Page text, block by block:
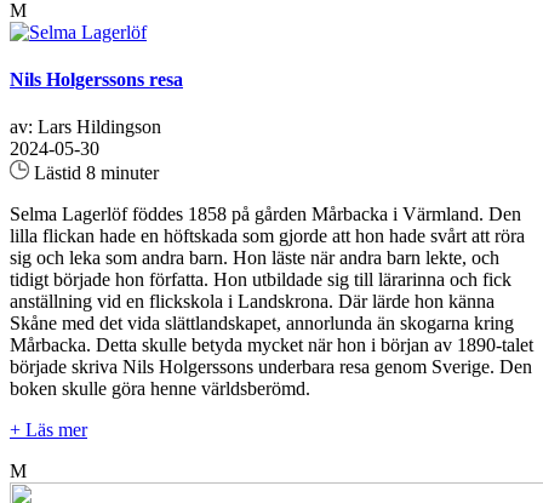
M
Nils Holgerssons resa
av: Lars Hildingson
2024-05-30
Lästid 8 minuter
Selma Lagerlöf föddes 1858 på gården Mårbacka i Värmland. Den
lilla flickan hade en höftskada som gjorde att hon hade svårt att röra
sig och leka som andra barn. Hon läste när andra barn lekte, och
tidigt började hon författa. Hon utbildade sig till lärarinna och fick
anställning vid en flickskola i Landskrona. Där lärde hon känna
Skåne med det vida slättlandskapet, annorlunda än skogarna kring
Mårbacka. Detta skulle betyda mycket när hon i början av 1890-talet
började skriva Nils Holgerssons underbara resa genom Sverige. Den
boken skulle göra henne världsberömd.
+ Läs mer
M